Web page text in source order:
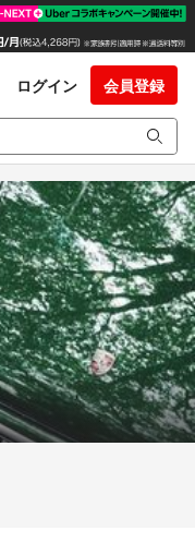
ログイン 会員登録